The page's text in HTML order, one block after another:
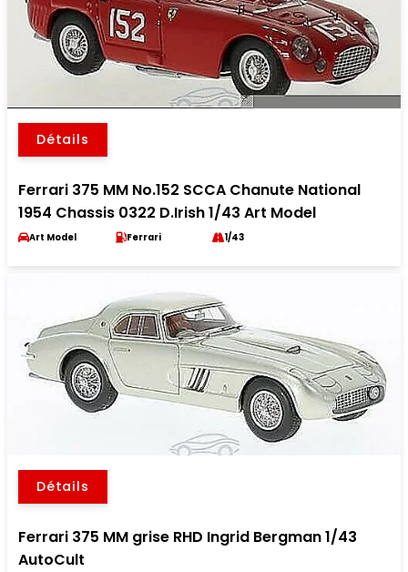
Détails
Ferrari 375 MM No.152 SCCA Chanute National
1954 Chassis 0322 D.Irish 1/43 Art Model
Art Model Ferrari 1/43
Détails
Ferrari 375 MM grise RHD Ingrid Bergman 1/43
AutoCult